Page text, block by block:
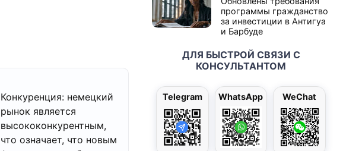
Конкуренция: немецкий
рынок является
высококонкурентным,
что означает, что новым
программы гражданство
за инвестиции в Антигуа
и Барбуде
ДЛЯ БЫСТРОЙ СВЯЗИ С
КОНСУЛЬТАНТОМ
Telegram WhatsApp WeChat